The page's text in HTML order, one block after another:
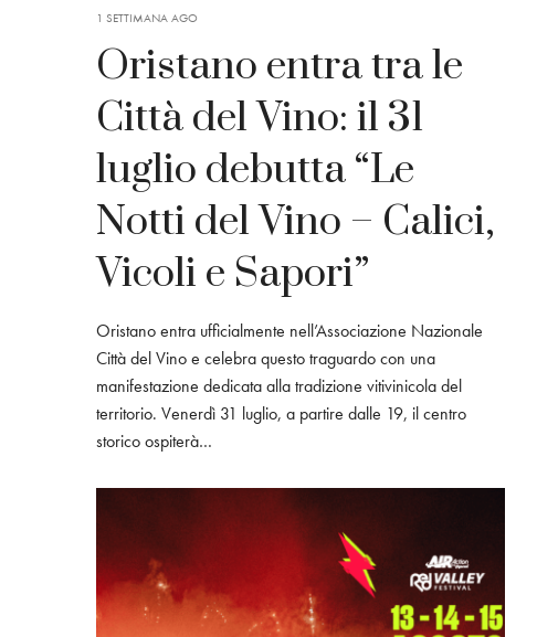
1 SETTIMANA AGO
Oristano entra tra le
Città del Vino: il 31
luglio debutta “Le
Notti del Vino – Calici,
Vicoli e Sapori”
Oristano entra ufficialmente nell’Associazione Nazionale
Città del Vino e celebra questo traguardo con una
manifestazione dedicata alla tradizione vitivinicola del
territorio. Venerdì 31 luglio, a partire dalle 19, il centro
storico ospiterà…